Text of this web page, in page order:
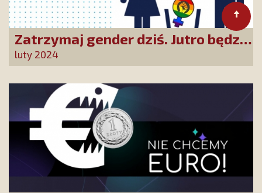
Zatrzymaj gender dziś. Jutro będzie
za późno!
luty 2024